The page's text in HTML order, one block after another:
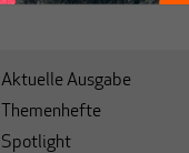
Aktuelle Ausgabe
Themenhefte
Spotlight